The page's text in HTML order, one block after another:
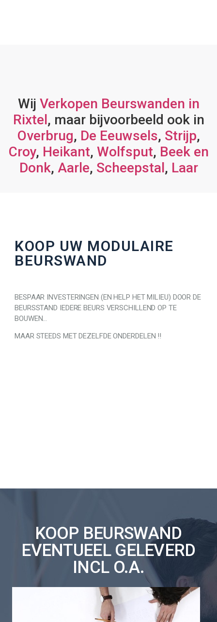
Wij Verkopen Beurswanden in
Rixtel, maar bijvoorbeeld ook in
Overbrug, De Eeuwsels, Strijp,
Croy, Heikant, Wolfsput, Beek en
Donk, Aarle, Scheepstal, Laar
KOOP UW MODULAIRE
BEURSWAND
BESPAAR INVESTERINGEN (EN HELP HET MILIEU) DOOR DE
BEURSSTAND IEDERE BEURS VERSCHILLEND OP TE
BOUWEN…
MAAR STEEDS MET DEZELFDE ONDERDELEN !!
KOOP BEURSWAND
EVENTUEEL GELEVERD
INCL O.A.